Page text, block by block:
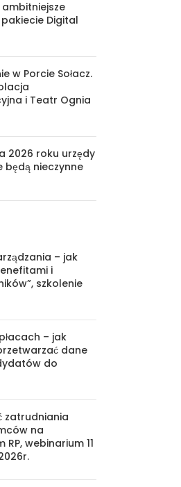
Digital
w Porcie Sołacz.
i Teatr Ognia
2026 roku urzędy
będą nieczynne
– jak
i
szkolenie
– jak
dane
do
zatrudniania
na
webinarium 11